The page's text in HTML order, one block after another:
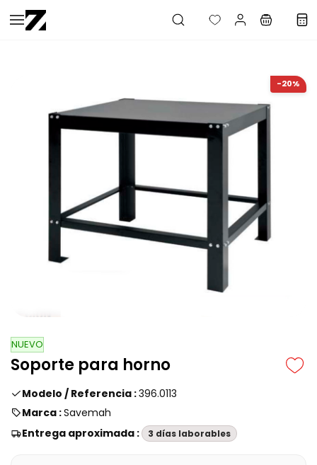
Saltar al
contenido
-20%
NUEVO
Soporte para horno
Modelo / Referencia :396.0113
Marca :Savemah
Entrega aproximada :
3 días laborables